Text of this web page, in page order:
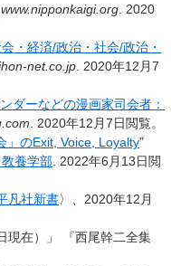
www.nipponkaigi.org 2020
・経済/政治・社会/政治・
net.co.jp 2020年12月7
ダーなどの漫画家司会者：
2020年12月7日閲覧。
」のExit, Voice, Loyalty”
養学部 2022年6月13日閲
凡社新書〉、2020年12月
現在）」 『西尾幹二全集